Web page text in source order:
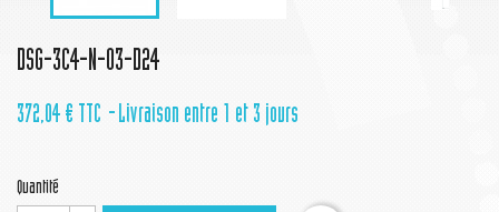
DSG-3C4-N-03-D24
372,04 € TTC Livraison entre 1 et 3 jours
Quantité